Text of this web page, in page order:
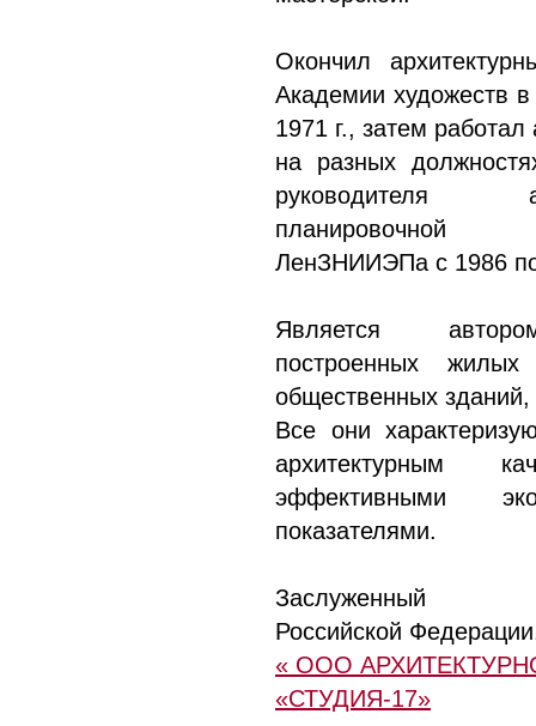
Окончил
Академии художеств в
1971 г., затем работал
на разных
руководителя
планировочной
ЛенЗНИИЭПа с 1986 по
Является
построенных жилых
общественных зданий,
Все они
архитектурным
эффективными
показателями.
Заслуженный
Российской
« ООО
«СТУДИЯ-17»